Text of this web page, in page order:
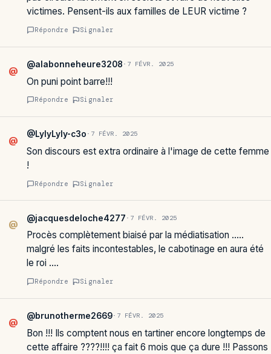
victimes. Pensent-ils aux familles de LEUR victime ?
Répondre Signaler
@
@alabonneheure3208 · 7 FÉVR. 2025
On puni point barre!!!
Répondre Signaler
@
@LylyLyly-c3o · 7 FÉVR. 2025
Son discours est extra ordinaire à l'image de cette femme
!
Répondre Signaler
@
@jacquesdeloche4277 · 7 FÉVR. 2025
Procès complètement biaisé par la médiatisation …..
malgré les faits incontestables, le cabotinage en aura été
le roi ….
Répondre Signaler
@
@brunotherme2669· 7 FÉVR. 2025
Bon !!! Ils comptent nous en tartiner encore longtemps de
cette affaire ????!!!! ça fait 6 mois que ça dure !!! Passons